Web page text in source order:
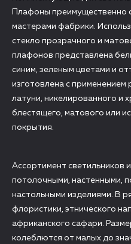
Плафоны преимущественно
мастерами фабрики.
стекло прозрачного и
плафонов представлена
синим, зеленым цветами и
изготовлена с
латуни, никелированного и
блестящего, матового или
покрытия.
Ассортимент светильников
потолочными, настенными,
настольными изделиями. В
флористики, этнического
африканского сафари.
колеблются от малых до